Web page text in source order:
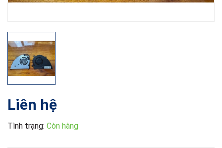
Liên hệ
Tình trạng: Còn hàng